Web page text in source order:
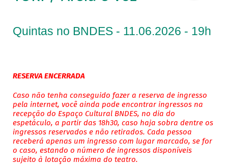
Quintas no BNDES - 11.06.2026 - 19h
RESERVA ENCERRADA
Caso não tenha conseguido fazer a reserva de ingresso
pela internet, você ainda pode encontrar ingressos na
recepção do Espaço Cultural BNDES, no dia do
espetáculo, a partir das 18h30, caso haja sobra dentre os
ingressos reservados e não retirados. Cada pessoa
receberá apenas um ingresso com lugar marcado, se for
o caso, estando o número de ingressos disponíveis
sujeito à lotação máxima do teatro.